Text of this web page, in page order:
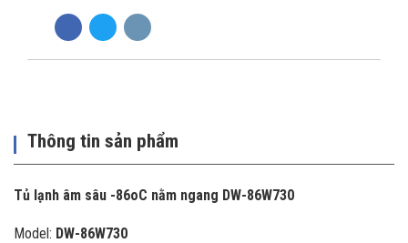
Thông tin sản phẩm
Tủ lạnh âm sâu -86oC nằm ngang DW-86W730
Model: DW-86W730